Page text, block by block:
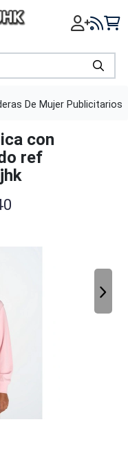
De Mujer Publicitarios
con
ref